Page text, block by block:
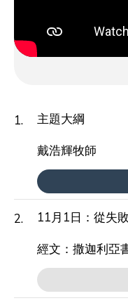
1.
主題大綱
戴浩輝牧師
2.
11月1日：從失
經文：撒迦利亞